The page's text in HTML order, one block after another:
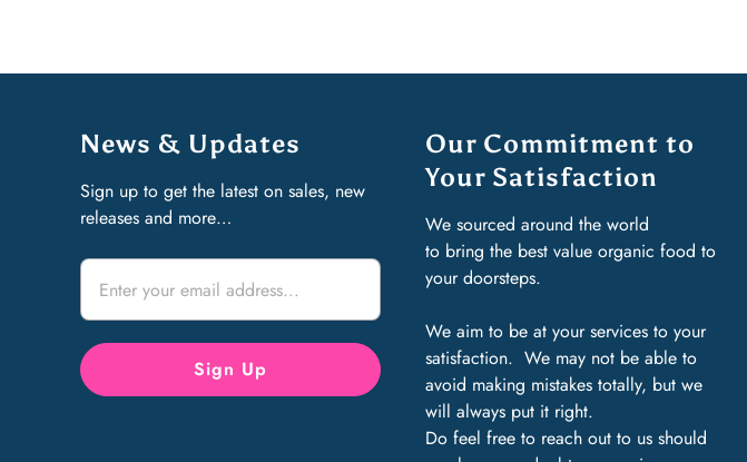
News & Updates
Sign up to get the latest on sales, new
releases and more…
Our Commitment to
Your Satisfaction
We sourced around the world
to bring the best value organic food to
your doorsteps.
We aim to be at your services to your
satisfaction. We may not be able to
avoid making mistakes totally, but we
will always put it right.
Do feel free to reach out to us should